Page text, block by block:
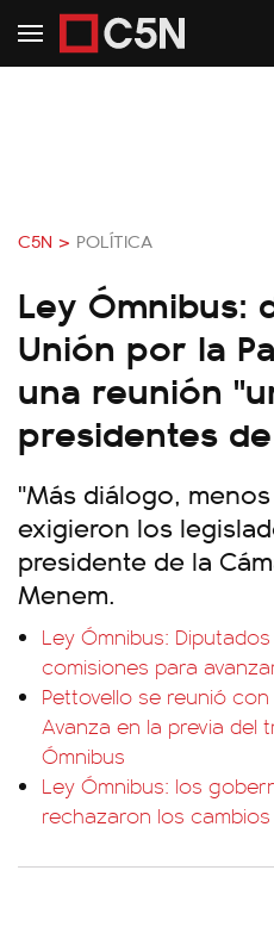
C5N > POLÍTICA
Ley Ómnibus:
Unión por la
una reunión
presidentes
"Más diálogo,
exigieron los
presidente de la
Menem.
Ley Ómnibus:
comisiones para
Pettovello se reunió
Avanza en la previa del
Ómnibus
Ley Ómnibus: los
rechazaron los